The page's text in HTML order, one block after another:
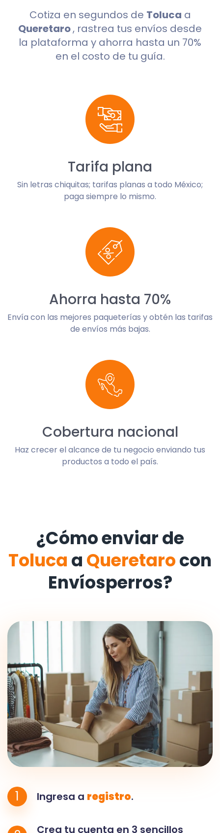
Cotiza en segundos de Toluca a
Queretaro, rastrea tus envíos desde
la plataforma y ahorra hasta un 70%
en el costo de tu guía.
Tarifa plana
Sin letras chiquitas; tarifas planas a todo México;
paga siempre lo mismo.
Ahorra hasta 70%
Envía con las mejores paqueterías y obtén las tarifas
de envíos más bajas.
Cobertura nacional
Haz crecer el alcance de tu negocio enviando tus
productos a todo el país.
¿Cómo enviar de
Toluca a Queretarocon
Envíosperros?
1 Ingresa a registro.
Crea tu cuenta en 3 sencillos